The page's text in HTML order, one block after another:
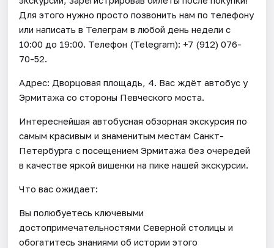
Для этого нужно просто позвонить нам по телефону
или написать в Телеграм в любой день недели с
10:00 до 19:00. Телефон (Telegram): +7 (912) 076-
70-52.
Адрес: Дворцовая площадь, 4. Вас ждёт автобус у
Эрмитажа со стороны Певческого моста.
Интереснейшая автобусная обзорная экскурсия по
самым красивым и знаменитым местам Санкт-
Петербурга с посещением Эрмитажа без очередей
в качестве яркой вишенки на пике нашей экскурсии.
Что вас ожидает:
Вы полюбуетесь ключевыми
достопримечательностями Северной столицы и
обогатитесь знаниями об истории этого